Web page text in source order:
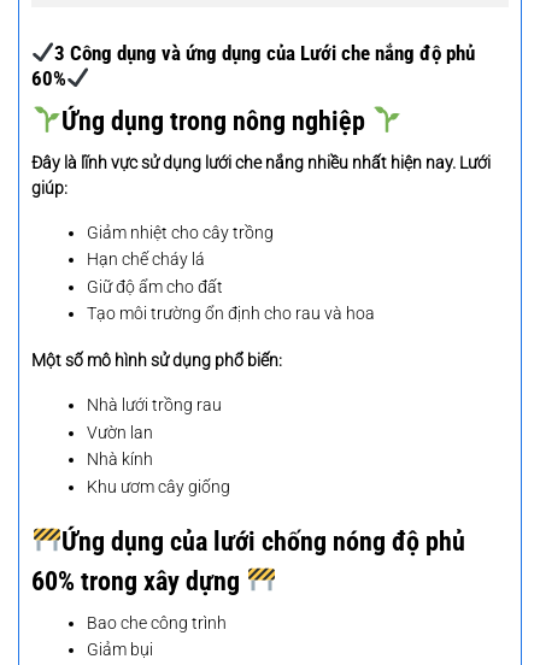
3 Công dụng và ứng dụng của Lưới che nắng độ phủ
60%
Ứng dụng trong nông nghiệp
Đây là lĩnh vực sử dụng lưới che nắng nhiều nhất hiện nay. Lưới
giúp:
Giảm nhiệt cho cây trồng
Hạn chế cháy lá
Giữ độ ẩm cho đất
Tạo môi trường ổn định cho rau và hoa
Một số mô hình sử dụng phổ biến:
Nhà lưới trồng rau
Vườn lan
Nhà kính
Khu ươm cây giống
Ứng dụng của lưới chống nóng độ phủ
60% trong xây dựng
Bao che công trình
Giảm bụi